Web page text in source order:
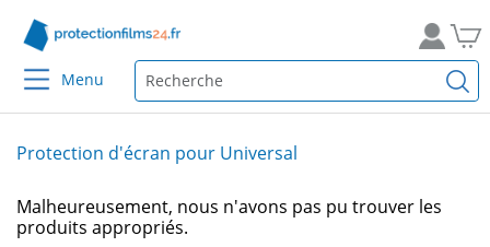
Menu
Protection d'écran pour Universal
Malheureusement, nous n'avons pas pu trouver les
produits appropriés.